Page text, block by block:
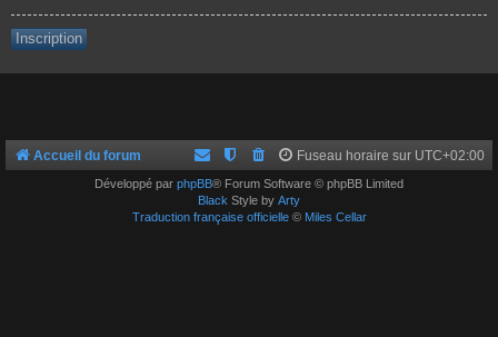
Inscription
Accueil du forum Fuseau horaire sur UTC+02:00
Développé par phpBB® Forum Software © phpBB Limited
Black Style by Arty
Traduction française officielle© Miles Cellar